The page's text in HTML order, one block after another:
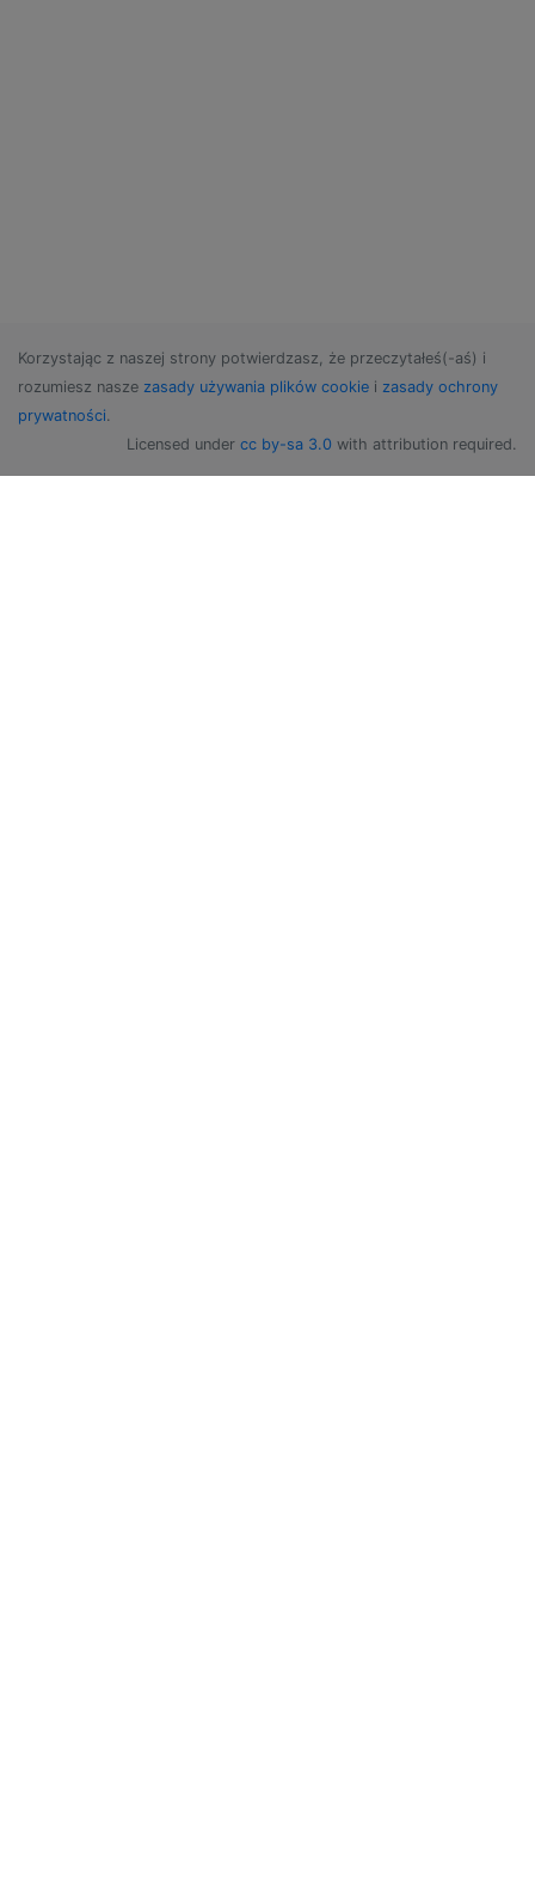
Korzystając z naszej strony potwierdzasz, że przeczytałeś(-aś) i
rozumiesz nasze zasady używania plików cookie i zasady ochrony
prywatności.
Licensed under cc by-sa 3.0 with attribution required.